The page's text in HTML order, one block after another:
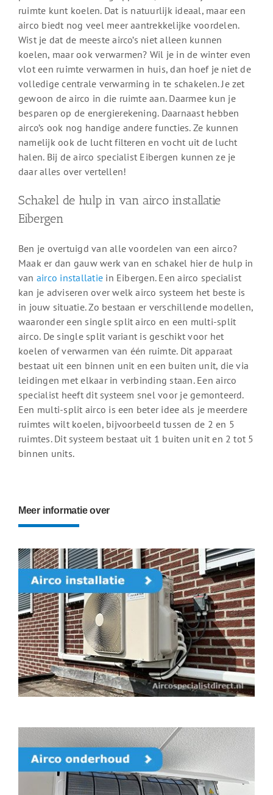
ruimte kunt koelen. Dat is natuurlijk ideaal, maar een
airco biedt nog veel meer aantrekkelijke voordelen.
Wist je dat de meeste airco’s niet alleen kunnen
koelen, maar ook verwarmen? Wil je in de winter even
vlot een ruimte verwarmen in huis, dan hoef je niet de
volledige centrale verwarming in te schakelen. Je zet
gewoon de airco in die ruimte aan. Daarmee kun je
besparen op de energierekening. Daarnaast hebben
airco’s ook nog handige andere functies. Ze kunnen
namelijk ook de lucht filteren en vocht uit de lucht
halen. Bij de airco specialist Eibergen kunnen ze je
daar alles over vertellen!
Schakel de hulp in van airco installatie
Eibergen
Ben je overtuigd van alle voordelen van een airco?
Maak er dan gauw werk van en schakel hier de hulp in
van airco installatie in Eibergen. Een airco specialist
kan je adviseren over welk airco systeem het beste is
in jouw situatie. Zo bestaan er verschillende modellen,
waaronder een single split airco en een multi-split
airco. De single split variant is geschikt voor het
koelen of verwarmen van één ruimte. Dit apparaat
bestaat uit een binnen unit en een buiten unit, die via
leidingen met elkaar in verbinding staan. Een airco
specialist heeft dit systeem snel voor je gemonteerd.
Een multi-split airco is een beter idee als je meerdere
ruimtes wilt koelen, bijvoorbeeld tussen de 2 en 5
ruimtes. Dit systeem bestaat uit 1 buiten unit en 2 tot 5
binnen units.
Meer informatie over